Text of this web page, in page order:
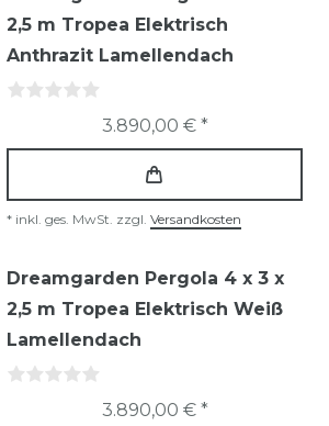
2,5 m Tropea Elektrisch
Anthrazit Lamellendach
3.890,00 € *
* inkl. ges. MwSt. zzgl. Versandkosten
Dreamgarden Pergola 4 x 3 x
2,5 m Tropea Elektrisch Weiß
Lamellendach
3.890,00 € *